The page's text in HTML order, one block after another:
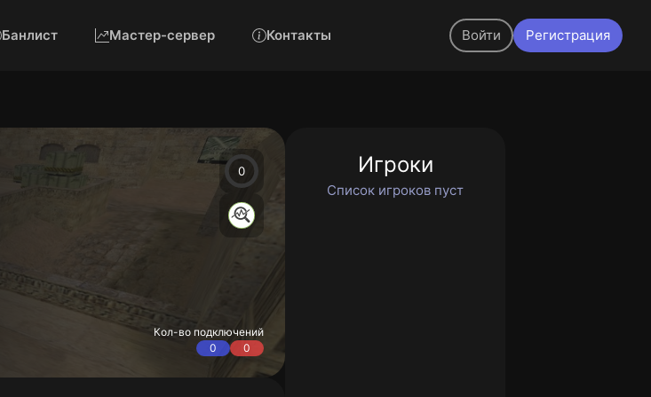
Банлист Мастер-сервер Контакты Войти Регистрация
0
Кол-во подключений
0
0
Игроки
Список игроков пуст